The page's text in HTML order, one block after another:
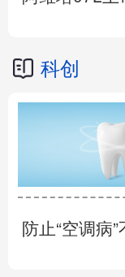
科创
防止“空调病